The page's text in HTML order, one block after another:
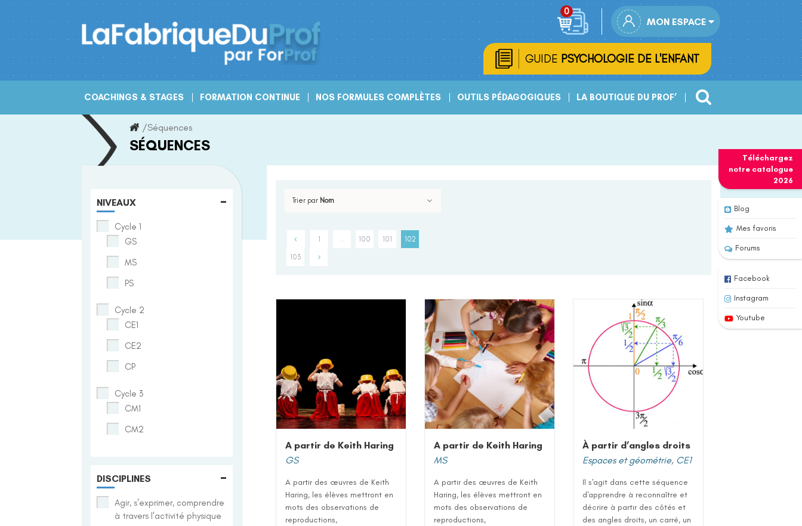
Téléchargez
notre catalogue
2026
Blog
Mes favoris
Forums
Facebook
Instagram
Youtube
Skip
to
MON ESPACE
GUIDE PSYCHOLOGIE DE L'ENFANT
COACHINGS & STAGES FORMATION CONTINUE NOS FORMULES COMPLÈTES OUTILS PÉDAGOGIQUES LA BOUTIQUE DU PROF’
/Séquences
SÉQUENCES
Trier par Nom
1 … 100 101 102
103
A partir de Keith Haring
GS
A partir des œuvres de Keith
Haring, les élèves mettront en
mots des observations de
reproductions,
A partir de Keith Haring
MS
A partir des œuvres de Keith
Haring, les élèves mettront en
mots des observations de
reproductions,
À partir d’angles droits
Espaces et géométrie, CE1
Il s'agit dans cette séquence
d'apprendre à reconnaître et
décrire à partir des côtés et
des angles droits, un carré, un
NIVEAUX -
Cycle 1
GS
MS
PS
Cycle 2
CE1
CE2
CP
Cycle 3
CM1
CM2
DISCIPLINES -
Agir, s'exprimer, comprendre
à travers l'activité physique